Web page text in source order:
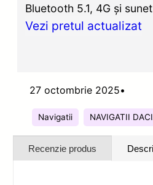
Bluetooth 5.1, 4G și sunet
Vezi pretul actualizat
27 octombrie 2025•
Navigatii NAVIGATII
Recenzie produs